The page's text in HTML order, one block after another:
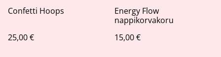
Confetti Hoops
25,00 €
Energy Flow
nappikorvakoru
15,00 €